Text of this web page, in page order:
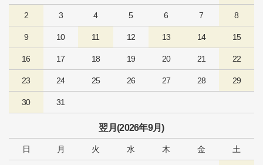
2 3 4 5 6 7 8
9 10 11 12 13 14 15
16 17 18 19 20 21 22
23 24 25 26 27 28 29
30 31
翌月(2026年9月)
日 月 火 水 木 金 土